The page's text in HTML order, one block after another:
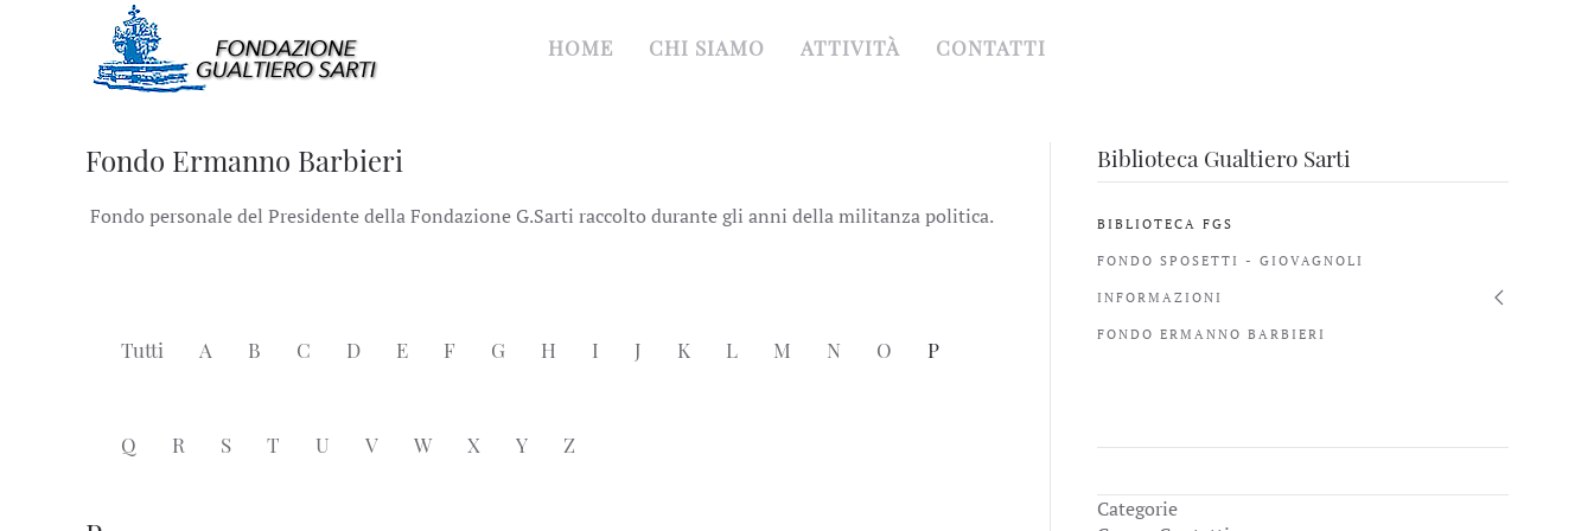
HOME CHI SIAMO ATTIVITÀ CONTATTI
Fondo Ermanno Barbieri
Fondo personale del Presidente della Fondazione G.Sarti raccolto durante gli anni della militanza politica.
Tutti A B C D E F G H I J K L M N O P
Q R S T U V W X Y Z
Biblioteca Gualtiero Sarti
BIBLIOTECA FGS
FONDO SPOSETTI - GIOVAGNOLI
INFORMAZIONI
FONDO ERMANNO BARBIERI
Categorie